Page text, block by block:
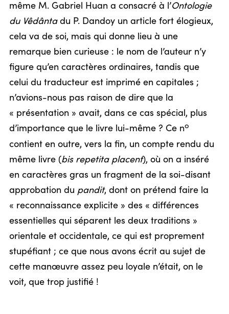
même M. Gabriel Huan a consacré à l’Ontologie
du Vêdântadu P. Dandoy un article fort élogieux,
cela va de soi, mais qui donne lieu à une
remarque bien curieuse : le nom de l’auteur n’y
figure qu’en caractères ordinaires, tandis que
celui du traducteur est imprimé en capitales ;
n’avions-nous pas raison de dire que la
« présentation » avait, dans ce cas spécial, plus
d’importance que le livre lui-même ? Ce no
contient en outre, vers la fin, un compte rendu du
même livre (bis repetita placent), où on a inséré
en caractères gras un fragment de la soi-disant
approbation du pandit, dont on prétend faire la
« reconnaissance explicite » des « différences
essentielles qui séparent les deux traditions »
orientale et occidentale, ce qui est proprement
stupéfiant ; ce que nous avons écrit au sujet de
cette manœuvre assez peu loyale n’était, on le
voit, que trop justifié !